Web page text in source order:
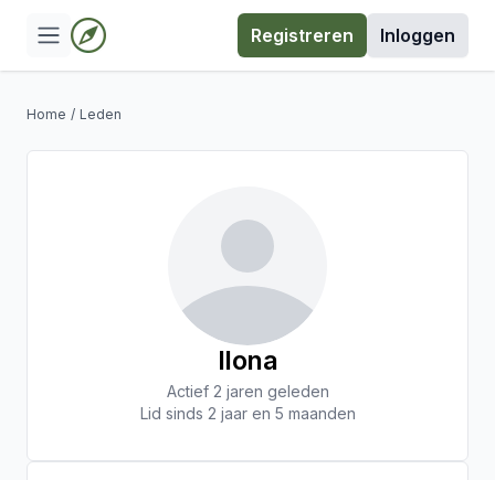
Registreren Inloggen
Home / Leden
Ilona
Actief 2 jaren geleden
Lid sinds 2 jaar en 5 maanden